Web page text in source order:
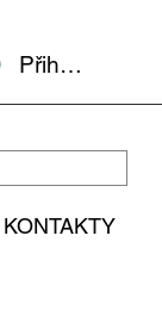
Přihlásit se
KONTAKTY